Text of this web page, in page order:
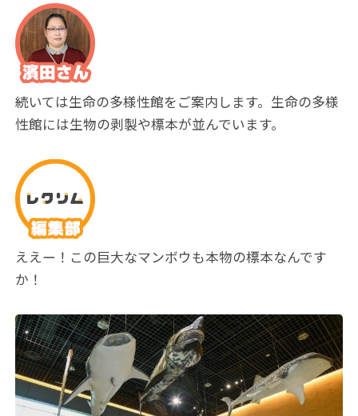
続いては生命の多様性館をご案内します。生命の多様
性館には生物の剥製や標本が並んでいます。
ええー！この巨大なマンボウも本物の標本なんです
か！